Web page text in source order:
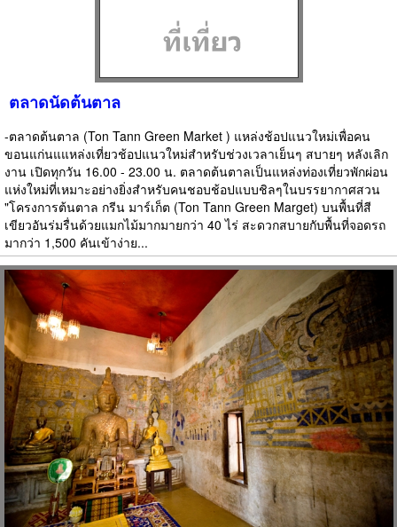
ตลาดนัดต้นตาล
-ตลาดต้นตาล (Ton Tann Green Market ) แหล่งช้อปแนวใหม่เพื่อคน
ขอนแก่นแแหล่งเที่ยวช้อปแนวใหม่สำหรับช่วงเวลาเย็นๆ สบายๆ หลังเลิก
งาน เปิดทุกวัน 16.00 - 23.00 น. ตลาดต้นตาลเป็นแหล่งท่องเที่ยวพักผ่อน
แห่งใหม่ที่เหมาะอย่างยิ่งสำหรับคนชอบช้อปแบบชิลๆในบรรยากาศสวน
"โครงการต้นตาล กรีน มาร์เก็ต (Ton Tann Green Marget) บนพื้นที่สี
เขียวอันร่มรื่นด้วยแมกไม้มากมายกว่า 40 ไร่ สะดวกสบายกับพื้นที่จอดรถ
มากว่า 1,500 คันเข้าง่าย...